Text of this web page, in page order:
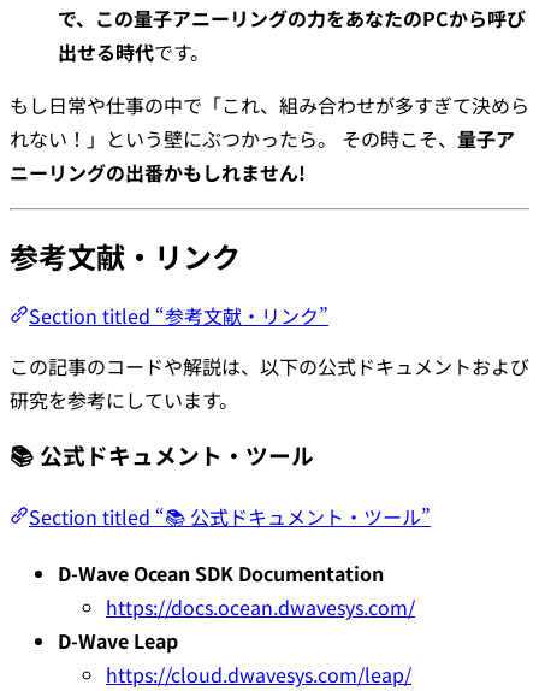
で、この量子アニーリングの力をあなたのPCから呼び
出せる時代です。
もし日常や仕事の中で「これ、組み合わせが多すぎて決めら
れない！」という壁にぶつかったら。 その時こそ、 量子ア
ニーリングの出番かもしれません!
参考文献・リンク
Section titled “参考文献・リンク”
この記事のコードや解説は、以下の公式ドキュメントおよび
研究を参考にしています。
📚 公式ドキュメント・ツール
Section titled “📚 公式ドキュメント・ツール”
D-Wave Ocean SDK Documentation
https://docs.ocean.dwavesys.com/
D-Wave Leap
https://cloud.dwavesys.com/leap/